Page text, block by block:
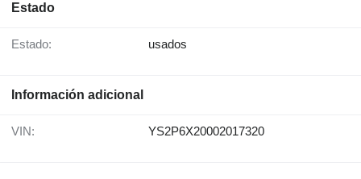
Estado
Estado: usados
Información adicional
VIN: YS2P6X20002017320